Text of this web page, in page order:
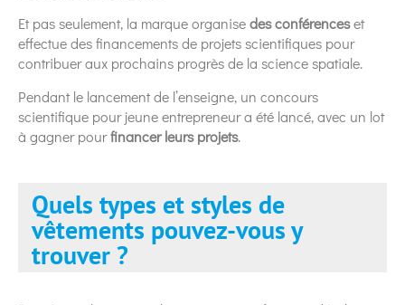
Et pas seulement, la marque organisedes conférenceset
effectue des financements de projets scientifiques pour
contribuer aux prochains progrès de la science spatiale.
Pendant le lancement de l’enseigne, un concours
scientifique pour jeune entrepreneur a été lancé, avec un lot
à gagner pourfinancer leurs projets.
Quels types et styles de
vêtements pouvez-vous y
trouver ?